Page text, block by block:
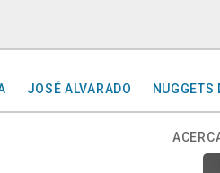
JOSÉ ALVARADO NUGGETS